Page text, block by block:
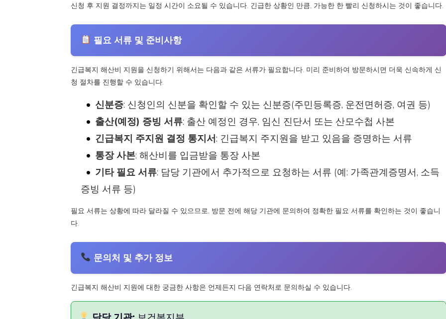
신청 후 지원 결정까지는 일정 시간이 소요될 수 있습니다. 긴급한 상황인 만큼, 가능한 한 빨리 신청하시는 것이 좋습니다.
필요 서류 및 준비사항
긴급복지 해산비 지원을 신청하기 위해서는 다음과 같은 서류가 필요합니다. 미리 준비하여 방문하시면 더욱 신속하게 신
청 절차를 진행할 수 있습니다.
신분증: 신청인의 신분을 확인할 수 있는 신분증(주민등록증, 운전면허증, 여권 등)
출산(예정) 증빙 서류: 출산 예정인 경우, 임신 진단서 또는 산모수첩 사본
긴급복지 주지원 결정 통지서: 긴급복지 주지원을 받고 있음을 증명하는 서류
통장 사본: 해산비를 입금받을 통장 사본
기타 필요 서류: 담당 기관에서 추가적으로 요청하는 서류 (예: 가족관계증명서, 소득
증빙 서류 등)
필요 서류는 상황에 따라 달라질 수 있으므로, 방문 전에 해당 기관에 문의하여 정확한 필요 서류를 확인하는 것이 좋습니
다.
문의처 및 추가 정보
긴급복지 해산비 지원에 대한 궁금한 사항은 언제든지 다음 연락처로 문의하실 수 있습니다.